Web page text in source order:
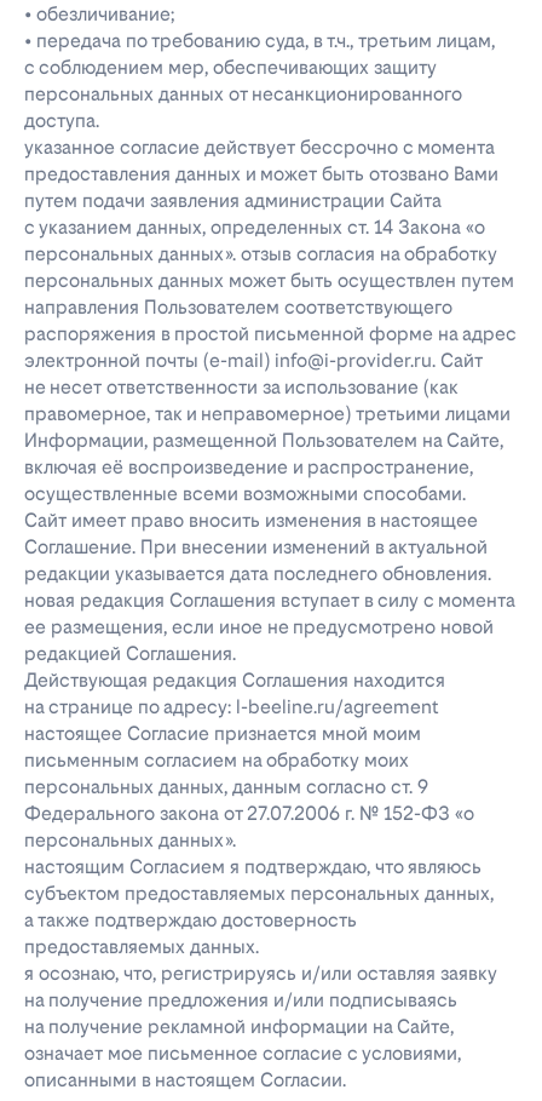
• обезличивание;
• передача по требованию суда, в т.ч., третьим лицам,
с соблюдением мер, обеспечивающих защиту
персональных данных от несанкционированного
доступа.
указанное согласие действует бессрочно с момента
предоставления данных и может быть отозвано Вами
путем подачи заявления администрации Сайта
с указанием данных, определенных ст. 14 Закона «о
персональных данных». отзыв согласия на обработку
персональных данных может быть осуществлен путем
направления Пользователем соответствующего
распоряжения в простой письменной форме на адрес
электронной почты (e-mail) info@i-provider.ru. Сайт
не несет ответственности за использование (как
правомерное, так и неправомерное) третьими лицами
Информации, размещенной Пользователем на Сайте,
включая её воспроизведение и распространение,
осуществленные всеми возможными способами.
Сайт имеет право вносить изменения в настоящее
Соглашение. При внесении изменений в актуальной
редакции указывается дата последнего обновления.
новая редакция Соглашения вступает в силу с момента
ее размещения, если иное не предусмотрено новой
редакцией Соглашения.
Действующая редакция Соглашения находится
на странице по адресу: l-beeline.ru/agreement
настоящее Согласие признается мной моим
письменным согласием на обработку моих
персональных данных, данным согласно ст. 9
Федерального закона от 27.07.2006 г. № 152-ФЗ «о
персональных данных».
настоящим Согласием я подтверждаю, что являюсь
субъектом предоставляемых персональных данных,
а также подтверждаю достоверность
предоставляемых данных.
я осознаю, что, регистрируясь и/или оставляя заявку
на получение предложения и/или подписываясь
на получение рекламной информации на Сайте,
означает мое письменное согласие с условиями,
описанными в настоящем Согласии.